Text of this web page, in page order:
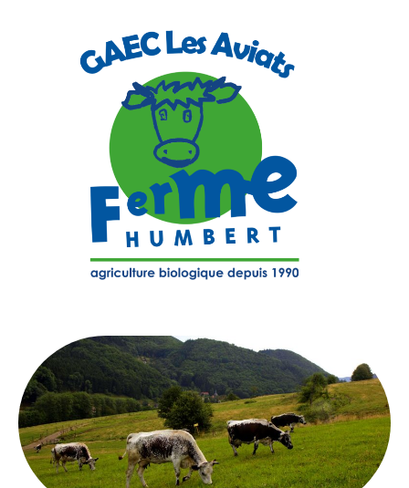
Ferme
Humbert
depuis
1990